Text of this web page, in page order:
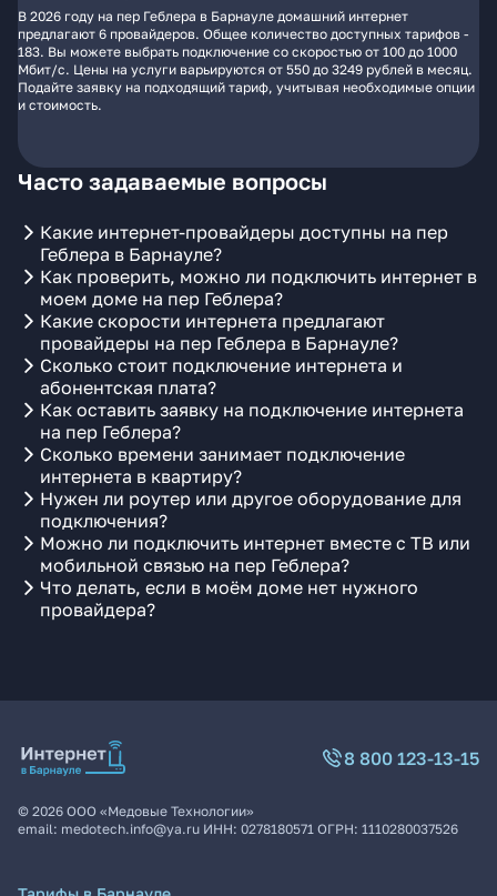
В 2026 году на пер Геблера в Барнауле домашний интернет
предлагают 6 провайдеров. Общее количество доступных тарифов -
183. Вы можете выбрать подключение со скоростью от 100 до 1000
Мбит/с. Цены на услуги варьируются от 550 до 3249 рублей в месяц.
Подайте заявку на подходящий тариф, учитывая необходимые опции
и стоимость.
Часто задаваемые вопросы
Какие интернет-провайдеры доступны на пер
Геблера в Барнауле?
Как проверить, можно ли подключить интернет в
моем доме на пер Геблера?
Какие скорости интернета предлагают
провайдеры на пер Геблера в Барнауле?
Сколько стоит подключение интернета и
абонентская плата?
Как оставить заявку на подключение интернета
на пер Геблера?
Сколько времени занимает подключение
интернета в квартиру?
Нужен ли роутер или другое оборудование для
подключения?
Можно ли подключить интернет вместе с ТВ или
мобильной связью на пер Геблера?
Что делать, если в моём доме нет нужного
провайдера?
8 800 123-13-15
© 2026 ООО «Медовые Технологии»
email: medotech.info@ya.ru ИНН: 0278180571 ОГРН: 1110280037526